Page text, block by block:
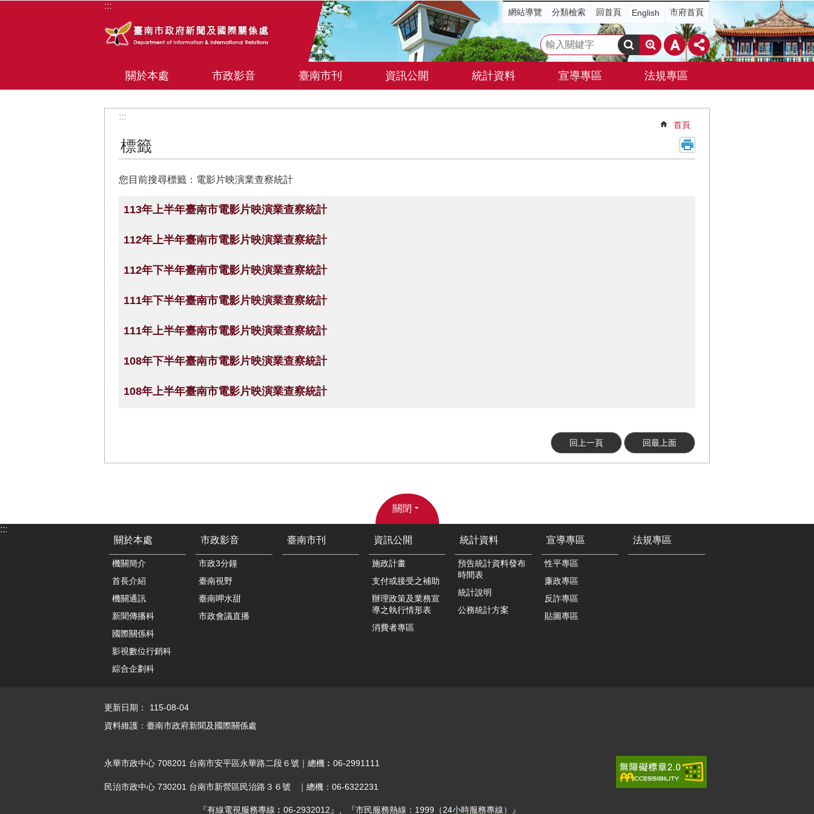
:::
網站導覽 分類檢索 回首頁 English 市府首頁
搜
尋
關於本處 市政影音 臺南市刊 資訊公開 統計資料 宣導專區 法規專區
:::
首頁
標籤
您目前搜尋標籤：電影片映演業查察統計
113年上半年臺南市電影片映演業查察統計
112年上半年臺南市電影片映演業查察統計
112年下半年臺南市電影片映演業查察統計
111年下半年臺南市電影片映演業查察統計
111年上半年臺南市電影片映演業查察統計
108年下半年臺南市電影片映演業查察統計
108年上半年臺南市電影片映演業查察統計
回上一頁 回最上面
關閉
:::
關於本處
機關簡介
首長介紹
機關通訊
新聞傳播科
國際關係科
影視數位行銷科
綜合企劃科
市政影音
市政3分鐘
臺南視野
臺南呷水甜
市政會議直播
臺南市刊 資訊公開
施政計畫
支付或接受之補助
辦理政策及業務宣
導之執行情形表
消費者專區
統計資料
預告統計資料發布
時間表
統計說明
公務統計方案
宣導專區
性平專區
廉政專區
反詐專區
貼圖專區
法規專區
更新日期：
115-08-04
資料維護：臺南市政府新聞及國際關係處
永華市政中心 708201 台南市安平區永華路二段６號｜總機︰06-2991111
民治市政中心 730201 台南市新營區民治路３６號 ｜總機：06-6322231
『有線電視服務專線︰06-2932012』、『市民服務熱線：1999（24小時服務專線）』